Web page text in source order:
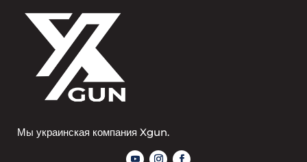
Мы украинская компания Xgun.